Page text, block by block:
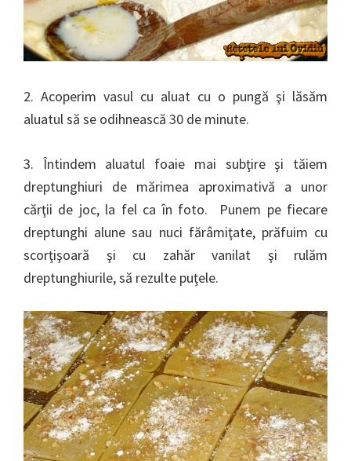
2. Acoperim vasul cu aluat cu o pungă şi lăsăm
aluatul să se odihnească 30 de minute.
3. Întindem aluatul foaie mai subţire şi tăiem
dreptunghiuri de mărimea aproximativă a unor
cărţii de joc, la fel ca în foto. Punem pe fiecare
dreptunghi alune sau nuci fărâmiţate, prăfuim cu
scorţişoară şi cu zahăr vanilat şi rulăm
dreptunghiurile, să rezulte puţele.